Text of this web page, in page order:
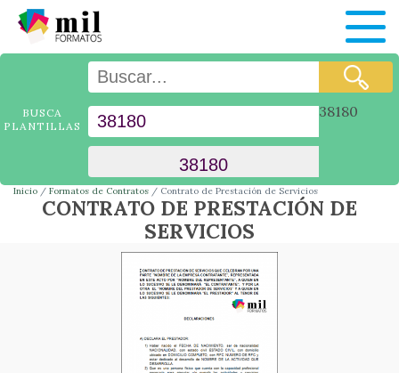
BUSCA
PLANTILLAS
38180
Inicio Formatos de Contratos Contrato de Prestación de Servicios
CONTRATO DE PRESTACIÓN DE
SERVICIOS